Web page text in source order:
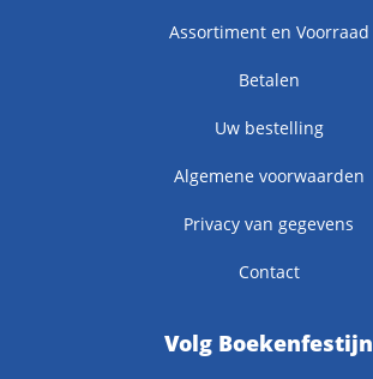
Assortiment en Voorraad
Betalen
Uw bestelling
Algemene voorwaarden
Privacy van gegevens
Contact
Volg Boekenfestijn